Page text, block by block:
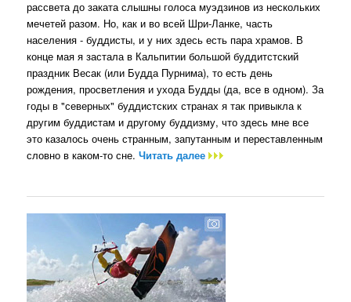
рассвета до заката слышны голоса муэдзинов из нескольких
мечетей разом. Но, как и во всей Шри-Ланке, часть
населения - буддисты, и у них здесь есть пара храмов. В
конце мая я застала в Кальпитии большой буддитстский
праздник Весак (или Будда Пурнима), то есть день
рождения, просветления и ухода Будды (да, все в одном). За
годы в "северных" буддистских странах я так привыкла к
другим буддистам и другому буддизму, что здесь мне все
это казалось очень странным, запутанным и переставленным
словно в каком-то сне.Читать далее